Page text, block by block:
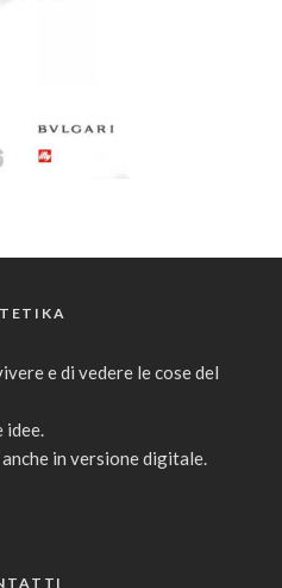
e di vedere le cose del
idee.
in versione digitale.